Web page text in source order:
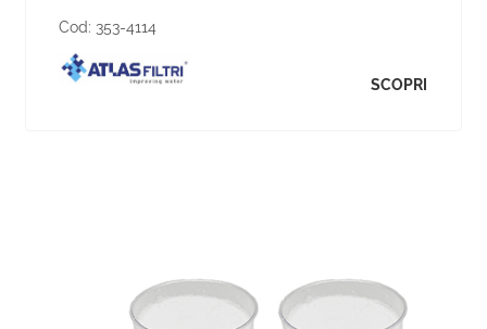
Cod: 353-4114
SCOPRI